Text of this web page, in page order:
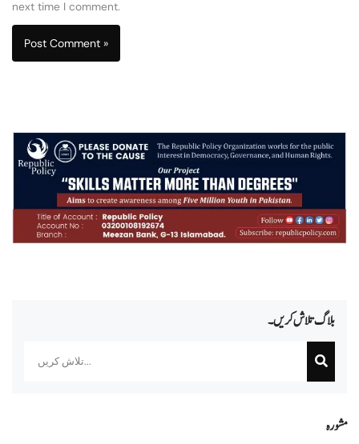
بلاگ تلاش کریں۔
مشورہ
next time I comment.